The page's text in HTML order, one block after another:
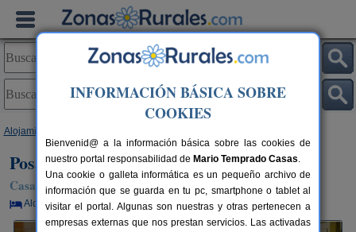
Alojamientos
Posada Sotobosque
Casa Rural en Mortera de Pielagos (Cantabria)
Alquiler por habitaciones 18+6 plazas 12 km de Santander
INFORMACIÓN BÁSICA SOBRE
COOKIES
Bienvenid@ a la información básica sobre las cookies de
nuestro portal responsabilidad de Mario Temprado Casas.
Una cookie o galleta informática es un pequeño archivo de
información que se guarda en tu pc, smartphone o tablet al
visitar el portal. Algunas son nuestras y otras pertenecen a
empresas externas que nos prestan servicios. Las activadas